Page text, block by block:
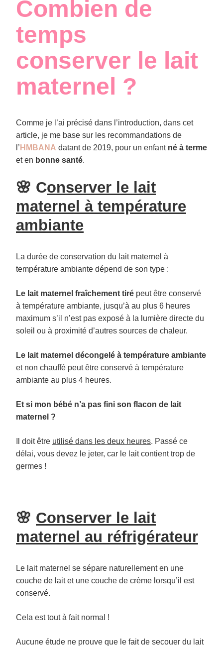
Combien de
temps
conserver le lait
maternel ?
Comme je l’ai précisé dans l’introduction, dans cet
article, je me base sur les recommandations de
l’ HMBANA datant de 2019, pour un enfant né à terme
et en bonne santé.
🌸 Conserver le lait
maternel à température
ambiante
La durée de conservation du lait maternel à
température ambiante dépend de son type :
Le lait maternel fraîchement tiré peut être conservé
à température ambiante, jusqu’à au plus 6 heures
maximum s’il n’est pas exposé à la lumière directe du
soleil ou à proximité d’autres sources de chaleur.
Le lait maternel décongelé à température ambiante
et non chauffé peut être conservé à température
ambiante au plus 4 heures.
Et si mon bébé n’a pas fini son flacon de lait
maternel ?
Il doit être utilisé dans les deux heures. Passé ce
délai, vous devez le jeter, car le lait contient trop de
germes !
🌸 Conserver le lait
maternel au réfrigérateur
Le lait maternel se sépare naturellement en une
couche de lait et une couche de crème lorsqu’il est
conservé.
Cela est tout à fait normal !
Aucune étude ne prouve que le fait de secouer du lait